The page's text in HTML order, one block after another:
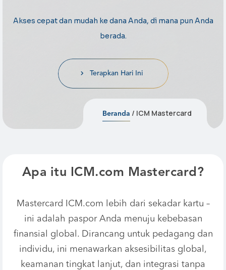
Akses cepat dan mudah ke dana Anda, di mana pun Anda
berada.
Terapkan Hari Ini
Beranda / ICM Mastercard
Apa itu ICM.com Mastercard?
Mastercard ICM.com lebih dari sekadar kartu –
ini adalah paspor Anda menuju kebebasan
finansial global. Dirancang untuk pedagang dan
individu, ini menawarkan aksesibilitas global,
keamanan tingkat lanjut, dan integrasi tanpa